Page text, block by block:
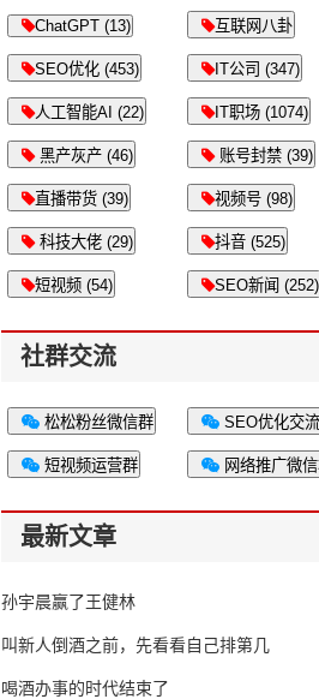
ChatGPT (13) 互联网八卦
SEO优化 (453) IT公司 (347)
人工智能AI (22) IT职场 (1074)
黑产灰产 (46) 账号封禁 (39)
直播带货 (39) 视频号 (98)
科技大佬 (29) 抖音 (525)
短视频 (54) SEO新闻 (252)
社群交流
松松粉丝微信群 SEO优化交
短视频运营群 网络推广微
最新文章
孙宇晨赢了王健林
叫新人倒酒之前，先看看自己排第几
喝酒办事的时代结束了